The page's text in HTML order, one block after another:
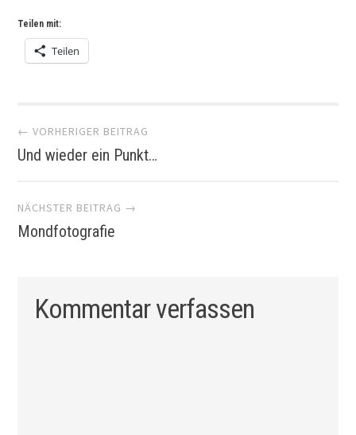
Teilen mit:
Teilen
Artikel-
Navigation
← VORHERIGER BEITRAG
Und wieder ein Punkt…
NÄCHSTER BEITRAG →
Mondfotografie
Kommentar verfassen